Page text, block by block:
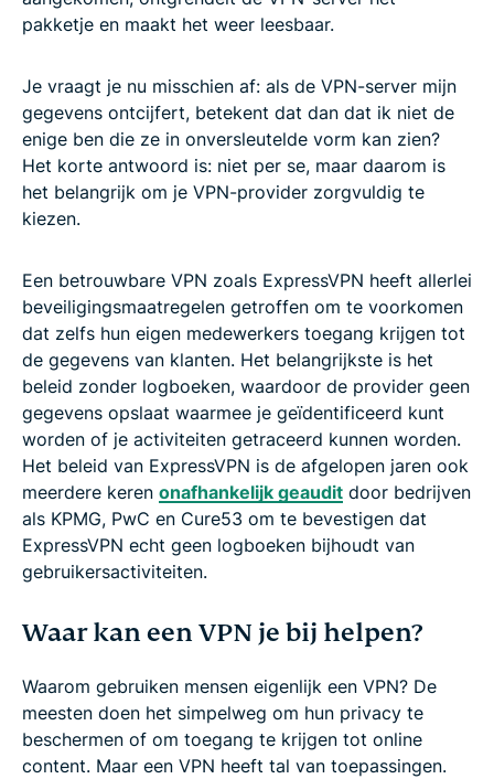
pakketje en maakt het weer leesbaar.
Je vraagt je nu misschien af: als de VPN-server mijn
gegevens ontcijfert, betekent dat dan dat ik niet de
enige ben die ze in onversleutelde vorm kan zien?
Het korte antwoord is: niet per se, maar daarom is
het belangrijk om je VPN-provider zorgvuldig te
kiezen.
Een betrouwbare VPN zoals ExpressVPN heeft allerlei
beveiligingsmaatregelen getroffen om te voorkomen
dat zelfs hun eigen medewerkers toegang krijgen tot
de gegevens van klanten. Het belangrijkste is het
beleid zonder logboeken, waardoor de provider geen
gegevens opslaat waarmee je geïdentificeerd kunt
worden of je activiteiten getraceerd kunnen worden.
Het beleid van ExpressVPN is de afgelopen jaren ook
meerdere keren onafhankelijk geaudit door bedrijven
als KPMG, PwC en Cure53 om te bevestigen dat
ExpressVPN echt geen logboeken bijhoudt van
gebruikersactiviteiten.
Waar kan een VPN je bij helpen?
Waarom gebruiken mensen eigenlijk een VPN? De
meesten doen het simpelweg om hun privacy te
beschermen of om toegang te krijgen tot online
content. Maar een VPN heeft tal van toepassingen.